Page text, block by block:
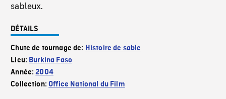
sableux.
DÉTAILS
Chute de tournage de: Histoire de sable
Lieu: Burkina Faso
Année:2004
Collection:Office National du Film